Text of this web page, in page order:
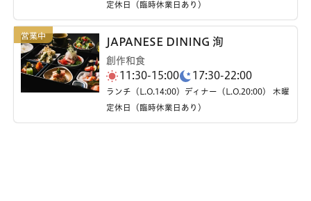
定休日（臨時休業日あり）
JAPANESE DINING 洵
創作和食
11:30-15:00 17:30-22:00
ランチ（L.O.14:00）ディナー（L.O.20:00） 木曜
定休日（臨時休業日あり）